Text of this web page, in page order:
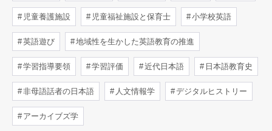
児童養護施設 児童福祉施設と保育士 小学校英語
英語遊び 地域性を生かした英語教育の推進
学習指導要領 学習評価 近代日本語 日本語教育史
非母語話者の日本語 人文情報学 デジタルヒストリー
アーカイブズ学